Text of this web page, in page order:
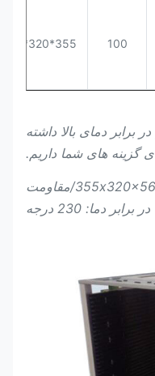
100
355*320*563
برابر دمای بالا داشته
اندازه: 355x320x563mm/مقاومت
در برابر دما: 230 درجه